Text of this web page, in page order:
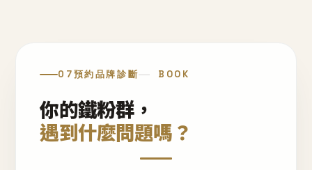
07預約品牌診斷 BOOK
你的鐵粉群，
遇到什麼問題嗎？